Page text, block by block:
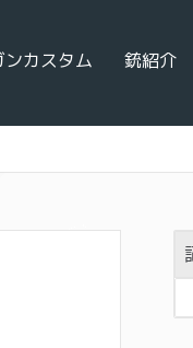
ンカスタム 銃紹介